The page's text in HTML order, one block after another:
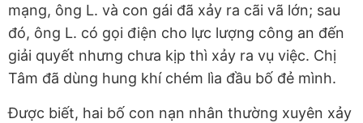
mạng, ông L. và con gái đã xảy ra cãi vã lớn; sau
đó, ông L. có gọi điện cho lực lượng công an đến
giải quyết nhưng chưa kịp thì xảy ra vụ việc. Chị
Tâm đã dùng hung khí chém lìa đầu bố đẻ mình.
Được biết, hai bố con nạn nhân thường xuyên xảy